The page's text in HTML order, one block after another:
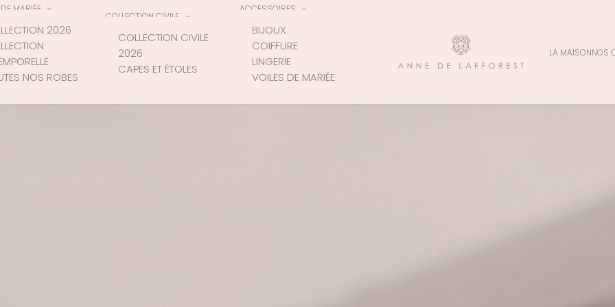
MARIÉE
2026
NOS ROBES
COLLECTION CIVILE
COLLECTION CIVILE
2026
CAPES ET ÉTOLES
ACCESSOIRES
BIJOUX
COIFFURE
LINGERIE
VOILES DE MARIÉE
LA MAISONNOS